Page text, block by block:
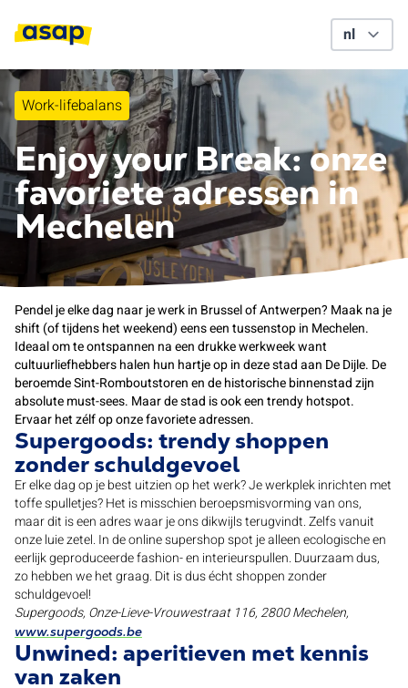
Work-lifebalans
Enjoy your Break: onze
favoriete adressen in
Mechelen
Pendel je elke dag naar je werk in Brussel of Antwerpen? Maak na je
shift (of tijdens het weekend) eens een tussenstop in Mechelen.
Ideaal om te ontspannen na een drukke werkweek want
cultuurliefhebbers halen hun hartje op in deze stad aan De Dijle. De
beroemde Sint-Romboutstoren en de historische binnenstad zijn
absolute must-sees. Maar de stad is ook een trendy hotspot.
Ervaar het zélf op onze favoriete adressen.
Supergoods: trendy shoppen
zonder schuldgevoel
Er elke dag op je best uitzien op het werk? Je werkplek inrichten met
toffe spulletjes? Het is misschien beroepsmisvorming van ons,
maar dit is een adres waar je ons dikwijls terugvindt. Zelfs vanuit
onze luie zetel. In de online supershop spot je alleen ecologische en
eerlijk geproduceerde fashion- en interieurspullen. Duurzaam dus,
zo hebben we het graag. Dit is dus écht shoppen zonder
schuldgevoel!
Supergoods, Onze-Lieve-Vrouwestraat 116, 2800 Mechelen,
www.supergoods.be
Unwined: aperitieven met kennis
van zaken